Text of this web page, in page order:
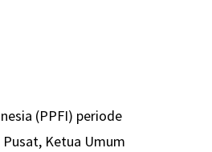
(PPFI) periode
Ketua Umum